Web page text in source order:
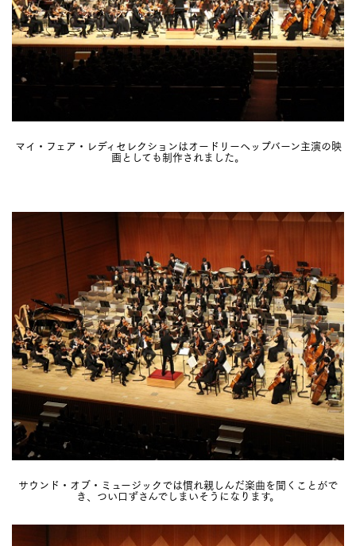
マイ・フェア・レディセレクションはオードリーヘップバーン主演の映
画としても制作されました。
サウンド・オブ・ミュージックでは慣れ親しんだ楽曲を聞くことがで
き、つい口ずさんでしまいそうになります。